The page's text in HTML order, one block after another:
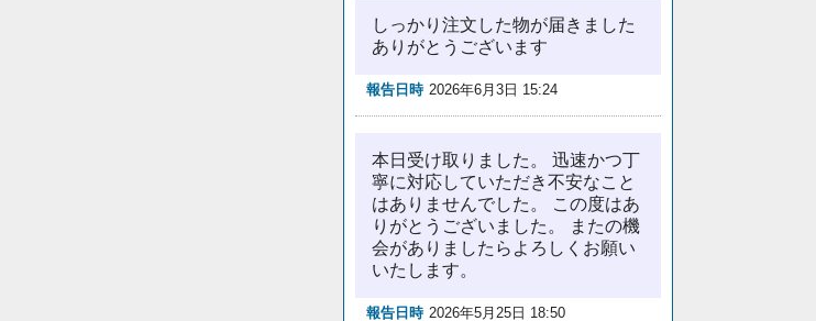
しっかり注文した物が届きました
ありがとうございます
報告日時 2026年6月3日 15:24
本日受け取りました。 迅速かつ丁
寧に対応していただき不安なこと
はありませんでした。 この度はあ
りがとうございました。 またの機
会がありましたらよろしくお願い
いたします。
報告日時 2026年5月25日 18:50